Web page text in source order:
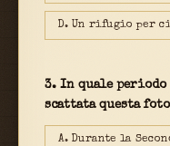
D. Un rifugio per
3. In quale periodo
scattata questa
A. Durante la